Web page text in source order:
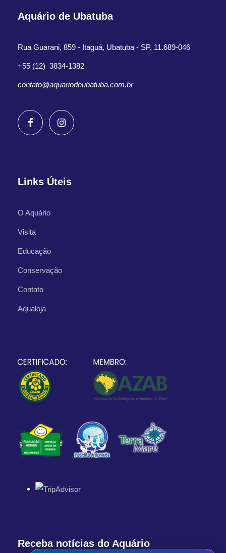
Aquário de Ubatuba
Rua Guarani, 859 - Itaguá, Ubatuba - SP, 11.689-046
+55 (12) 3834-1382
contato@aquariodeubatuba.com.br
Links Úteis
O Aquário
Visita
Educação
Conservação
Contato
Aqualoja
Receba notícias do Aquário